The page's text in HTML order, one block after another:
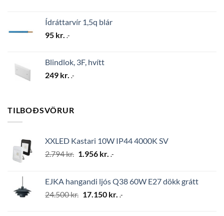
Ídráttarvír 1,5q blár
95 kr. .-
Blindlok, 3F, hvítt
249 kr. .-
TILBOÐSVÖRUR
XXLED Kastari 10W IP44 4000K SV
2.794kr. Original
2.794 kr..
1.956 kr. Current
1.956 kr..
.-
EJKA hangandi ljós Q38 60W E27 dökk grátt
24.500kr. Original
17.150 kr. Current
.-